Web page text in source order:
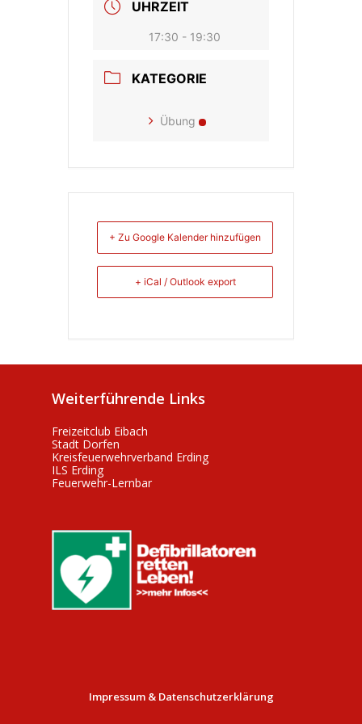
UHRZEIT
17:30 - 19:30
KATEGORIE
Übung
+ Zu Google Kalender hinzufügen
+ iCal / Outlook export
Weiterführende Links
Freizeitclub Eibach
Stadt Dorfen
Kreisfeuerwehrverband Erding
ILS Erding
Feuerwehr-Lernbar
Impressum & Datenschutzerklärung